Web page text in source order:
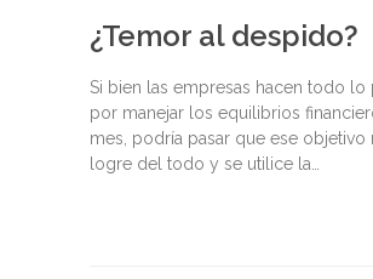
¿Temor al despido?
Si bien las empresas hacen todo lo
por manejar los equilibrios
mes, podría pasar que ese objetivo
logre del todo y se utilice la…